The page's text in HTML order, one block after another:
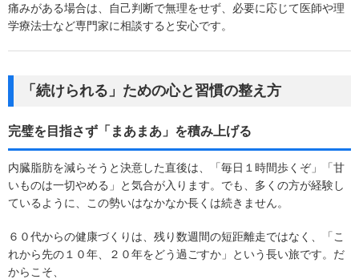
痛みがある場合は、自己判断で無理をせず、必要に応じて医師や理
学療法士など専門家に相談すると安心です。
「続けられる」ための心と習慣の整え方
完璧を目指さず「まあまあ」を積み上げる
内臓脂肪を減らそうと決意した直後は、「毎日１時間歩くぞ」「甘
いものは一切やめる」と気合が入ります。でも、多くの方が経験し
ているように、この勢いはなかなか長くは続きません。
６０代からの健康づくりは、残り数週間の短距離走ではなく、「こ
れから先の１０年、２０年をどう過ごすか」という長い旅です。だ
からこそ、